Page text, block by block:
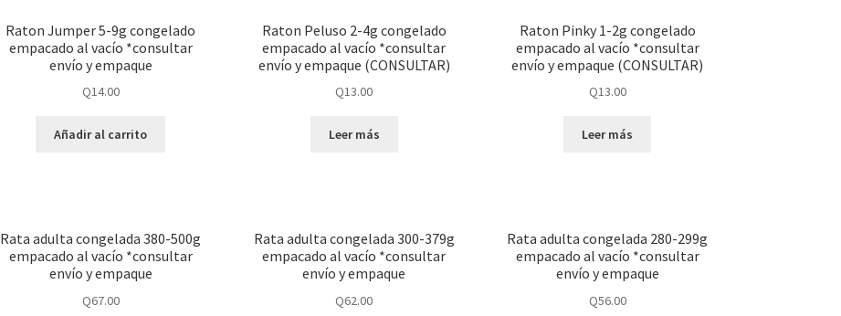
Raton Jumper 5-9g congelado
empacado al vacío *consultar
envío y empaque
Q14.00
Añadir al carrito
Raton Peluso 2-4g congelado
empacado al vacío *consultar
envío y empaque (CONSULTAR)
Q13.00
Leer más
Raton Pinky 1-2g congelado
empacado al vacío *consultar
envío y empaque (CONSULTAR)
Q13.00
Leer más
Rata adulta congelada 380-500g
empacado al vacío *consultar
envío y empaque
Q67.00
Rata adulta congelada 300-379g
empacado al vacío *consultar
envío y empaque
Q62.00
Rata adulta congelada 280-299g
empacado al vacío *consultar
envío y empaque
Q56.00